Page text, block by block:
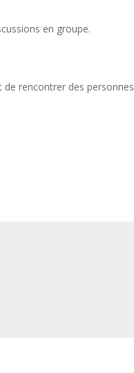
en groupe.
de rencontrer des personnes